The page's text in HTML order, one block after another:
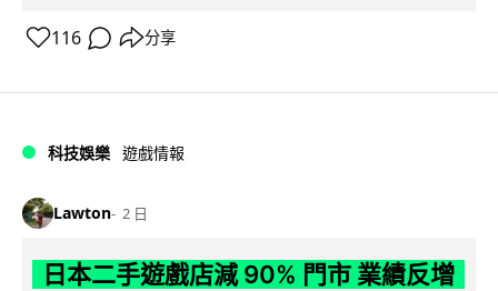
116 分享
科技娛樂 遊戲情報
Lawton 2 日
日本二手遊戲店減 90% 門市 業績反增